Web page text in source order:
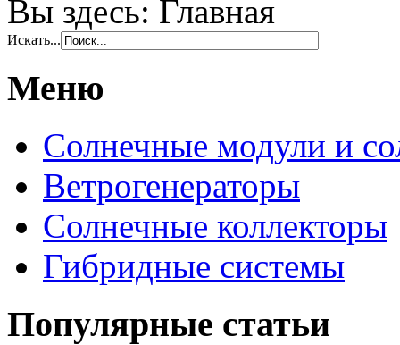
Вы здесь: Главная
Искать...
Меню
Солнечные модули и
Ветрогенераторы
Солнечные коллекторы
Гибридные системы
Популярные статьи